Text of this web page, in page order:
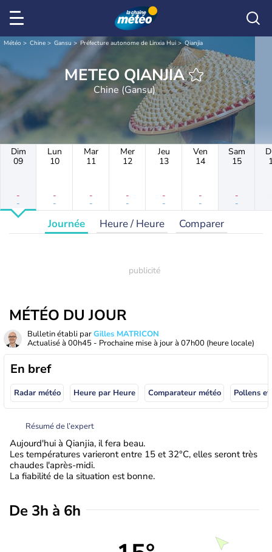
Météo Chine Gansu Préfecture autonome de Linxia Hui Qianjia
METEO QIANJIA
Chine (Gansu)
Dim
09
-
-
Lun
10
-
-
Mar
11
-
-
Mer
12
-
-
Jeu
13
-
-
Ven
14
-
-
Sam
15
-
-
Journée Heure / Heure Comparer
MÉTÉO DU JOUR
Bulletin établi parGilles MATRICON
Actualisé à 00h45 - Prochaine mise à jour à 07h00 (heure locale)
En bref
Radar météo Heure par Heure Comparateur météo Pollens
Résumé de l’expert
Aujourd'hui à Qianjia, il fera beau.
Les températures varieront entre 15 et 32°C, elles seront très
chaudes l'après-midi.
La fiabilité de la situation est bonne.
De 3h à 6h